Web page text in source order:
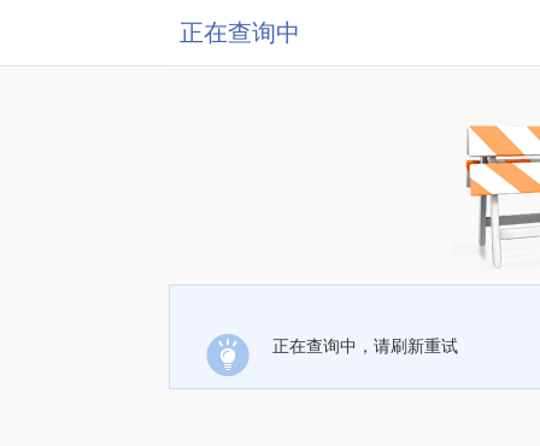
正在查询中
正在查询中，请刷新重试